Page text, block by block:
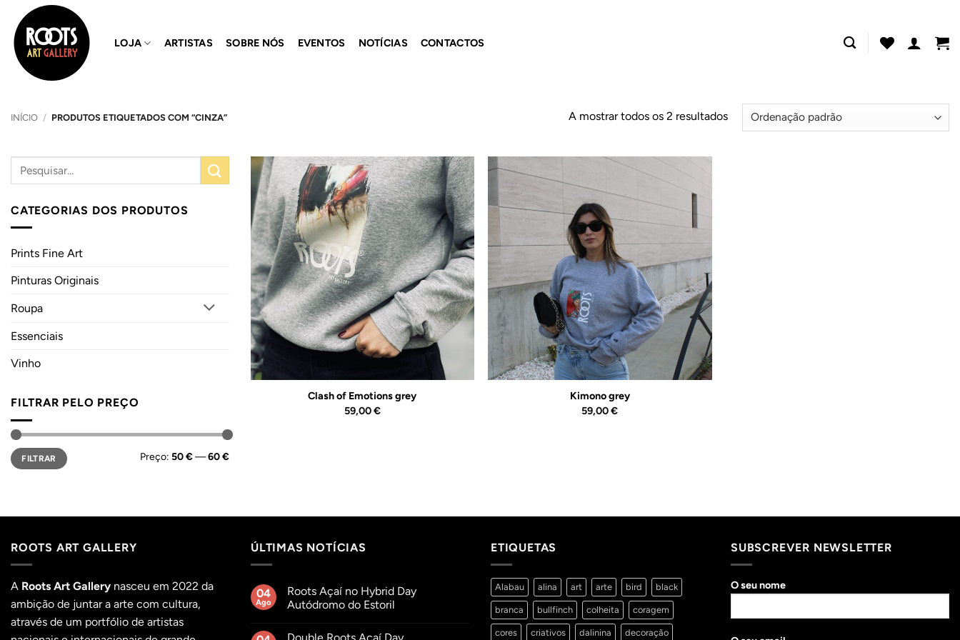
content
LOJA ARTISTAS SOBRE NÓS EVENTOS NOTÍCIAS CONTACTOS
INÍCIO / PRODUTOS ETIQUETADOS COM “CINZA” A mostrar todos os 2 resultados
CATEGORIAS DOS PRODUTOS
Prints Fine Art
Pinturas Originais
Roupa
Essenciais
Vinho
FILTRAR PELO PREÇO
Preço
mínimo
Preço
máximo
FILTRAR Preço: 50 €—60 €
Adicionar
ao
Wishlist
Clash of Emotions grey
59,00€
Adicionar
Wishlist
Kimono grey
59,00€
ROOTS ART GALLERY
A Roots Art Gallery nasceu em 2022 da
ambição de juntar a arte com cultura,
através de um portfólio de artistas
ÚLTIMAS NOTÍCIAS
04
Ago
Roots Açaí no Hybrid Day
Autódromo do Estoril
em
ETIQUETAS
Alabau alina art arte bird black
branca bullfinch colheita coragem
cores criativos dalinina decoração
SUBSCREVER NEWSLETTER
O seu nome